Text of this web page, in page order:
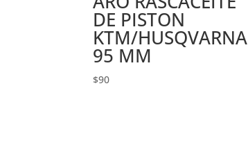
DE PISTON
KTM/HUSQVARNA
95 MM
$90